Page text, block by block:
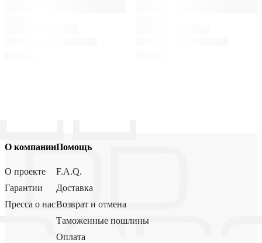
О компании
О проекте
Гарантии
Пресса о нас
Помощь
F.A.Q.
Доставка
Возврат и отмена
Таможенные пошлины
Оплата